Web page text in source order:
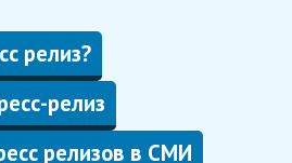
релиз?
релиз
релизов в СМИ